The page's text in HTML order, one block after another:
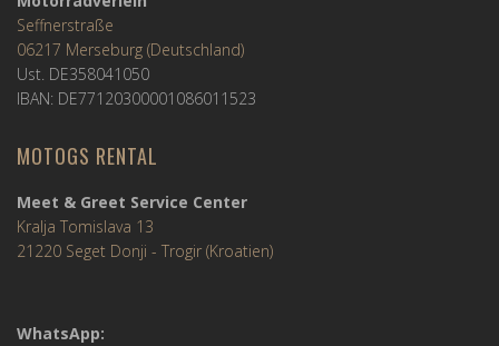
Seffnerstraße
06217 Merseburg (Deutschland)
Ust. DE358041050
IBAN: DE77120300001086011523
MOTOGS RENTAL
Meet & Greet Service Center
Kralja Tomislava 13
21220 Seget Donji - Trogir (Kroatien)
WhatsApp: